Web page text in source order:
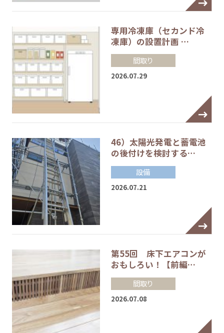
専用冷凍庫（セカンド冷
凍庫）の設置計画 …
間取り
2026.07.29
46）太陽光発電と蓄電池
の後付けを検討する…
設備
2026.07.21
第55回 床下エアコンが
おもしろい！【前編…
間取り
2026.07.08